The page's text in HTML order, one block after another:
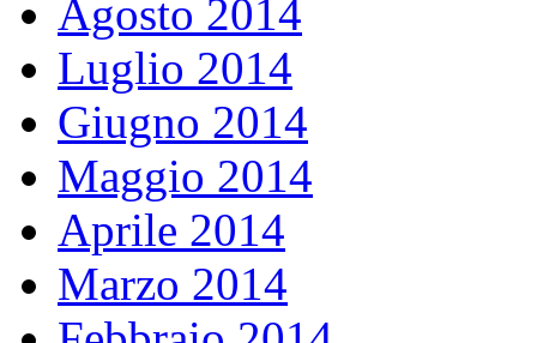
Agosto 2014
Luglio 2014
Giugno 2014
Maggio 2014
Aprile 2014
Marzo 2014